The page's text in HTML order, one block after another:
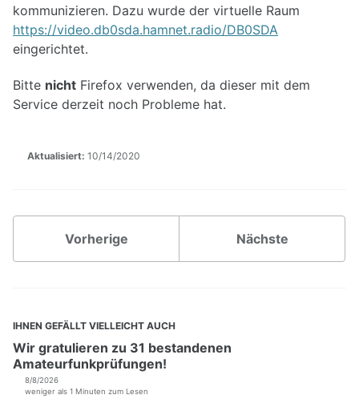
AFU-KURS
DB0PRA
DB0SDA
OpenStreetMap
Proxy im Hamnet
Backup für Router
Hostlisten Köln/Aachen
Monitoring
kommunizieren. Dazu wurde der virtuelle Raum
https://video.db0sda.hamnet.radio/DB0SDA
eingerichtet.
Bitte nicht Firefox verwenden, da dieser mit dem
Service derzeit noch Probleme hat.
Aktualisiert: 10/14/2020
Vorherige Nächste
IHNEN GEFÄLLT VIELLEICHT AUCH
Wir gratulieren zu 31 bestandenen
Amateurfunkprüfungen!
8/8/2026
weniger als 1 Minuten zum Lesen